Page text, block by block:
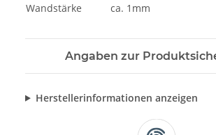
Wandstärke
ca. 1mm
Angaben zur
Herstellerinformationen anzeigen